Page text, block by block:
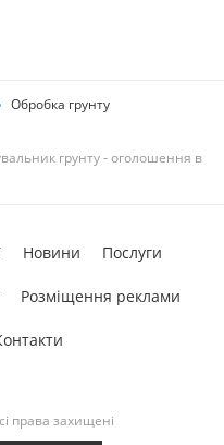
Обробка грунту
грунту - оголошення в
права захищені
Новини Послуги
Розміщення реклами